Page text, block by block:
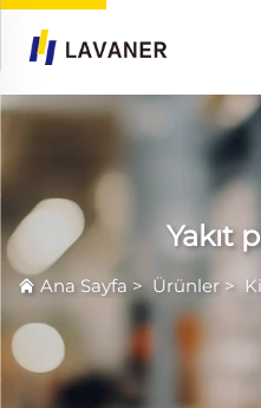
Yakıt
Ana Sayfa > Ürünler >